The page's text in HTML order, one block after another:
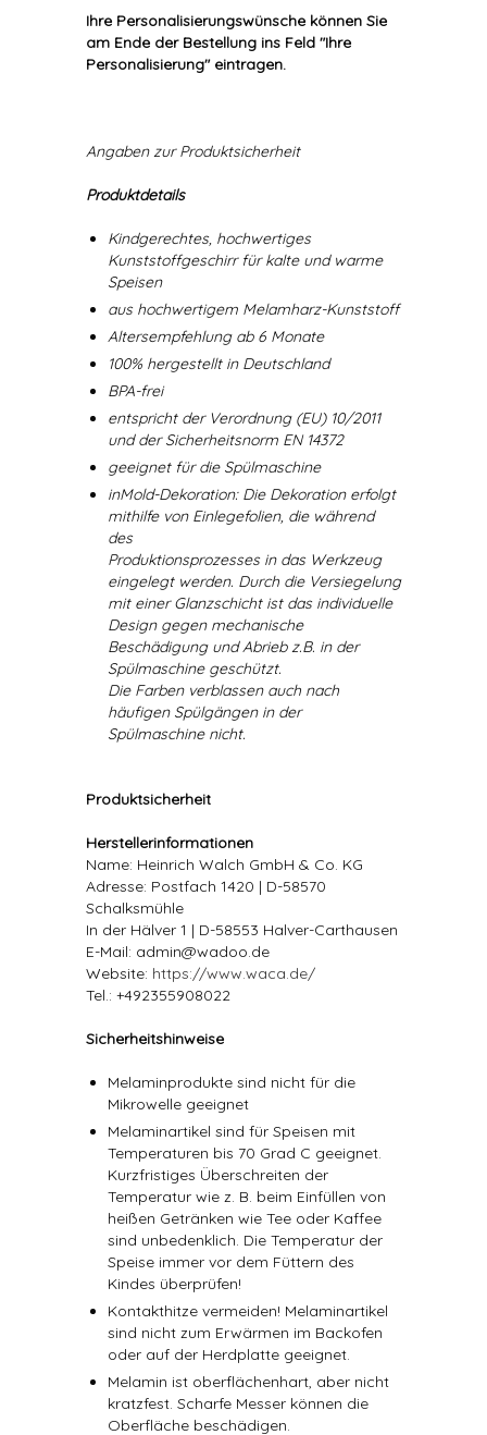
Ihre Personalisierungswünsche können Sie
am Ende der Bestellung ins Feld "Ihre
Personalisierung" eintragen.
Angaben zur Produktsicherheit
Produktdetails
Kindgerechtes, hochwertiges
Kunststoffgeschirr für kalte und warme
Speisen
aus hochwertigem Melamharz-Kunststoff
Altersempfehlung ab 6 Monate
100% hergestellt in Deutschland
BPA-frei
entspricht der Verordnung (EU) 10/2011
und der Sicherheitsnorm EN 14372
geeignet für die Spülmaschine
inMold-Dekoration: Die Dekoration erfolgt
mithilfe von Einlegefolien, die während
des
Produktionsprozesses in das Werkzeug
eingelegt werden. Durch die Versiegelung
mit einer Glanzschicht ist das individuelle
Design gegen mechanische
Beschädigung und Abrieb z.B. in der
Spülmaschine geschützt.
Die Farben verblassen auch nach
häufigen Spülgängen in der
Spülmaschine nicht.
Produktsicherheit
Herstellerinformationen
Name: Heinrich Walch GmbH & Co. KG
Adresse: Postfach 1420 | D-58570
Schalksmühle
In der Hälver 1 | D-58553 Halver-Carthausen
E-Mail: admin@wadoo.de
Website: https://www.waca.de/
Tel.: +492355908022
Sicherheitshinweise
Melaminprodukte sind nicht für die
Mikrowelle geeignet
Melaminartikel sind für Speisen mit
Temperaturen bis 70 Grad C geeignet.
Kurzfristiges Überschreiten der
Temperatur wie z. B. beim Einfüllen von
heißen Getränken wie Tee oder Kaffee
sind unbedenklich. Die Temperatur der
Speise immer vor dem Füttern des
Kindes überprüfen!
Kontakthitze vermeiden! Melaminartikel
sind nicht zum Erwärmen im Backofen
oder auf der Herdplatte geeignet.
Melamin ist oberflächenhart, aber nicht
kratzfest. Scharfe Messer können die
Oberfläche beschädigen.